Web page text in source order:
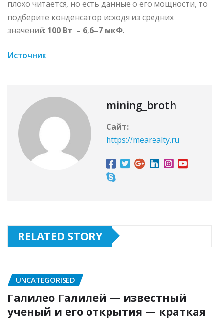
плохо читается, но есть данные о его мощности, то
подберите конденсатор исходя из средних
значений: 100 Вт – 6,6–7 мкФ.
Источник
mining_broth
Сайт:
https://mearealty.ru
RELATED STORY
UNCATEGORISED
Галилео Галилей — известный
ученый и его открытия — краткая